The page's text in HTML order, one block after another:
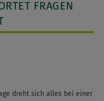
FRAGEN
dreht sich alles bei einer